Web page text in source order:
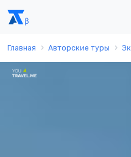
Главная Авторские туры